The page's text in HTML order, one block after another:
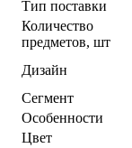
Тип поставки
Количество
предметов, шт
Дизайн
Сегмент
Особенности
Цвет